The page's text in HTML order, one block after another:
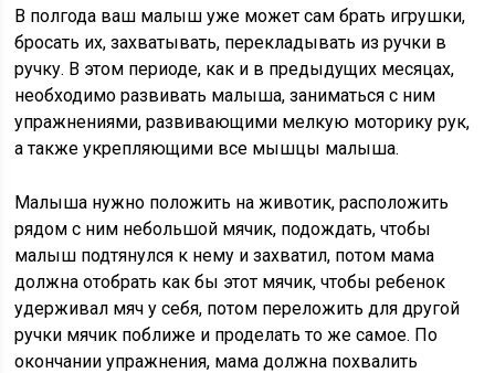
В полгода ваш малыш уже может сам брать игрушки,
бросать их, захватывать, перекладывать из ручки в
ручку. В этом периоде, как и в предыдущих месяцах,
необходимо развивать малыша, заниматься с ним
упражнениями, развивающими мелкую моторику рук,
а также укрепляющими все мышцы малыша.
Малыша нужно положить на животик, расположить
рядом с ним небольшой мячик, подождать, чтобы
малыш подтянулся к нему и захватил, потом мама
должна отобрать как бы этот мячик, чтобы ребенок
удерживал мяч у себя, потом переложить для другой
ручки мячик поближе и проделать то же самое. По
окончании упражнения, мама должна похвалить